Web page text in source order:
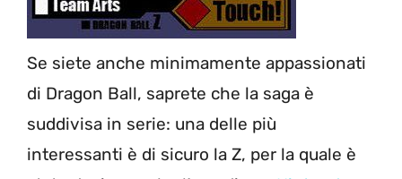
Se siete anche minimamente appassionati
di Dragon Ball, saprete che la saga è
suddivisa in serie: una delle più
interessanti è di sicuro la Z, per la quale è